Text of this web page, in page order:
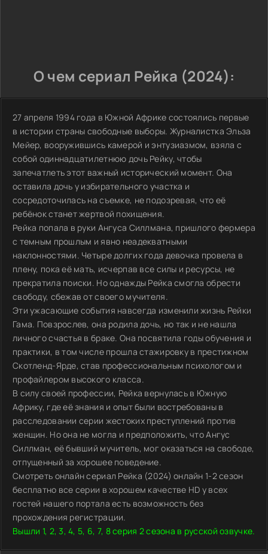
О чем сериал Рейка (2024):
27 апреля 1994 года в Южной Африке состоялись первые
в истории страны свободные выборы. Журналистка Эльза
Мейер, вооружившись камерой и энтузиазмом, взяла с
собой одиннадцатилетнюю дочь Рейку, чтобы
запечатлеть этот важный исторический момент. Она
оставила дочь у избирательного участка и
сосредоточилась на съемке, не подозревая, что её
ребёнок станет жертвой похищения.
Рейка попала в руки Ангуса Силлмана, пришлого фермера
с темным прошлым и явно неадекватными
наклонностями. Четыре долгих года девочка провела в
плену, пока её мать, исчерпав все силы и ресурсы, не
прекратила поиски. Но однажды Рейка смогла обрести
свободу, сбежав от своего мучителя.
Эти ужасающие события навсегда изменили жизнь Рейки
Гама. Повзрослев, она родила дочь, но так и не нашла
личного счастья в браке. Она посвятила годы обучения и
практики, в том числе прошла стажировку в престижном
Скотленд-Ярде, став профессиональным психологом и
профайлером высокого класса.
В силу своей профессии, Рейка вернулась в Южную
Африку, где её знания и опыт были востребованы в
расследовании серии жестоких преступлений против
женщин. Но она не могла и предположить, что Ангус
Силлман, её бывший мучитель, мог оказаться на свободе,
отпущенный за хорошее поведение.
Смотреть онлайн сериал Рейка (2024) онлайн 1-2 сезон
бесплатно все серии в хорошем качестве HD у всех
гостей нашего портала есть возможность без
прохождения регистрации.
Вышли 1, 2, 3, 4, 5, 6, 7, 8 серия 2 сезона в русской озвучке.